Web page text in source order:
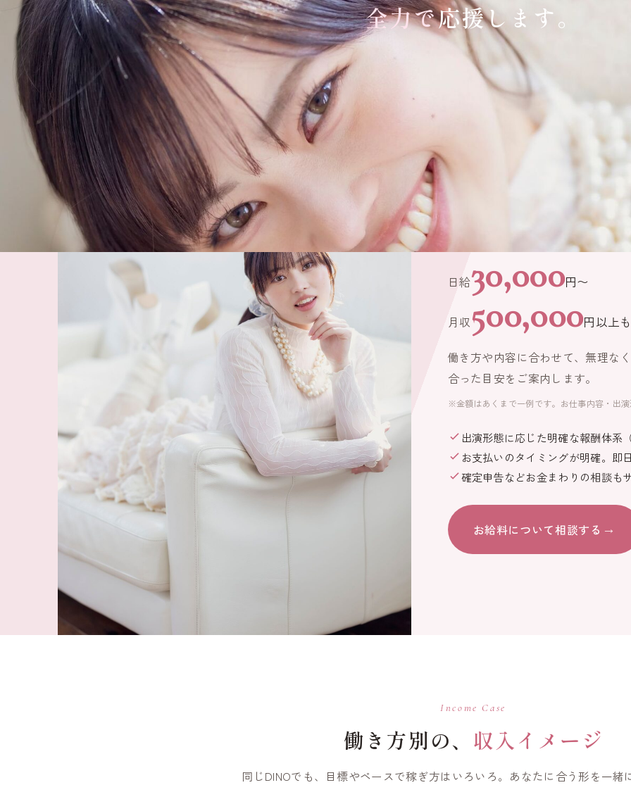
全力で応援します。
気になる、お給料
日給30,000円〜
月収 500,000円以上
働き方や内容に合わせて、無理な
合った目安をご案内します。
※金額はあくまで一例です。お仕事内容・出
出演形態に応じた明確な報酬体系
お支払いのタイミングが明確。即
確定申告などお金まわりの相談も
お給料について相談する →
Income Case
働き方別の、 収入イメージ
同じDINOでも、目標やペースで稼ぎ方はいろいろ。あなたに合う形を一緒